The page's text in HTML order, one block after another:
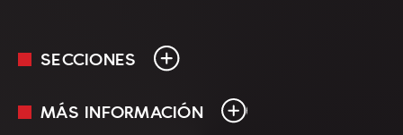
SECCIONES
En Vivo
MÁS INFORMACIÓN